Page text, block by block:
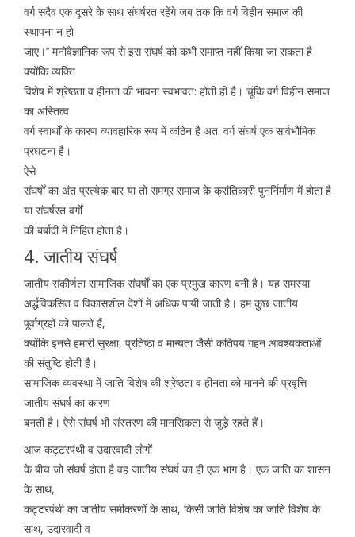
वर्ग सदैव एक दूसरे के साथ संघर्षरत रहेंगे जब तक कि वर्ग विहीन समाज की
स्थापना न हो
जाए।’’ मनोवैज्ञानिक रूप से इस संघर्ष को कभी समाप्त नहीं किया जा सकता है
क्योंकि व्यक्ति
विशेष में श्रेष्ठता व हीनता की भावना स्वभावत: होती ही है। चूंकि वर्ग विहीन समाज
का अस्तित्व
वर्ग स्वार्थों के कारण व्यावहारिक रूप में कठिन है अत: वर्ग संघर्ष एक सार्वभौमिक
प्रघटना है।
ऐसे
संघर्षों का अंत प्रत्येक बार या तो समग्र समाज के क्रांतिकारी पुनर्निर्माण में होता है
या संघर्षरत वर्गों
की बर्बादी में निहित होता है।
4. जातीय संघर्ष
जातीय संकीर्णता सामाजिक संघर्षों का एक प्रमुख कारण बनी है। यह समस्या
अर्द्धविकसित व विकासशील देशों में अधिक पायी जाती है। हम कुछ जातीय
पूर्वाग्रहों को पालते हैं,
क्योंकि इनसे हमारी सुरक्षा, प्रतिष्ठा व मान्यता जैसी कतिपय गहन आवश्यकताओं
की संतुष्टि होती है।
सामाजिक व्यवस्था में जाति विशेष की श्रेष्ठता व हीनता को मानने की प्रवृत्ति
जातीय संघर्ष का कारण
बनती है। ऐसे संघर्ष भी संस्तरण की मानसिकता से जुड़े रहते हैं।
आज कट्टरपंथी व उदारवादी लोगों
के बीच जो संघर्ष होता है वह जातीय संघर्ष का ही एक भाग है। एक जाति का शासन
के साथ,
कट्टरपंथी का जातीय समीकरणों के साथ, किसी जाति विशेष का जाति विशेष के
साथ, उदारवादी व